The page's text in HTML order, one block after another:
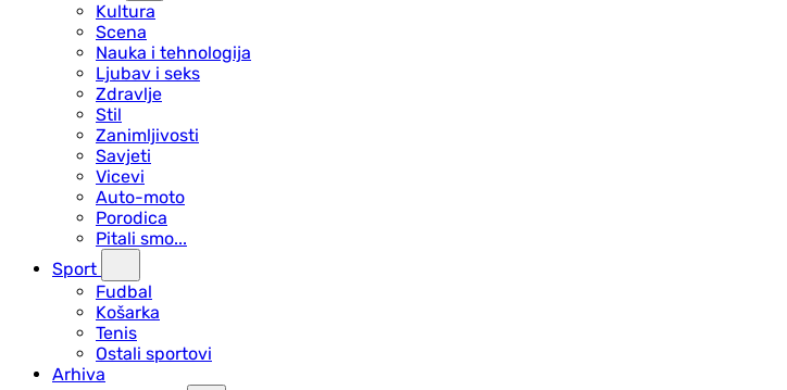
Kultura
Scena
Nauka i tehnologija
Ljubav i seks
Zdravlje
Stil
Zanimljivosti
Savjeti
Vicevi
Auto-moto
Porodica
Pitali smo...
Sport
Fudbal
Košarka
Tenis
Ostali sportovi
Arhiva